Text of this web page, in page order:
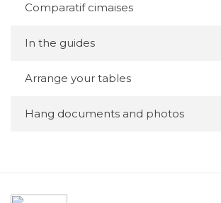
Comparatif cimaises
In the guides
Arrange your tables
Hang documents and photos